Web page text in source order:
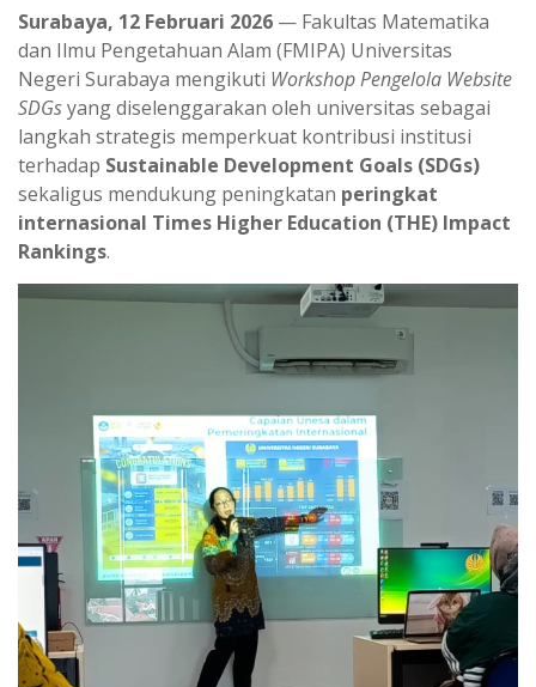
t
s
A
p
p
e
g
r
a
m
Surabaya, 12 Februari 2026 — Fakultas Matematika
dan Ilmu Pengetahuan Alam (FMIPA) Universitas
Negeri Surabaya mengikuti Workshop Pengelola Website
SDGsyang diselenggarakan oleh universitas sebagai
langkah strategis memperkuat kontribusi institusi
terhadap Sustainable Development Goals (SDGs)
sekaligus mendukung peningkatan peringkat
internasional Times Higher Education (THE) Impact
Rankings.